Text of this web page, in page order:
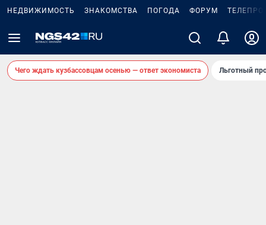
НЕДВИЖИМОСТЬ ЗНАКОМСТВА ПОГОДА ФОРУМ
Чего ждать кузбассовцам осенью — ответ экономиста Льготный